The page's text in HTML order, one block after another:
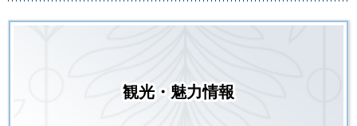
観光・魅力情報